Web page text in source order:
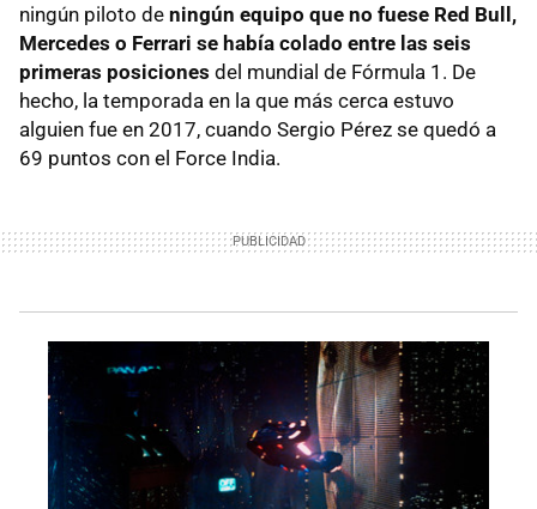
ningún piloto de ningún equipo que no fuese Red Bull,
Mercedes o Ferrari se había colado entre las seis
primeras posiciones del mundial de Fórmula 1. De
hecho, la temporada en la que más cerca estuvo
alguien fue en 2017, cuando Sergio Pérez se quedó a
69 puntos con el Force India.